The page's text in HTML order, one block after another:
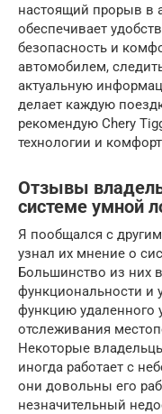
настоящий прорыв в
обеспечивает
безопасность и
автомобилем,
актуальную
делает каждую
рекомендую Chery
технологии и
Отзывы
системе умной
Я пообщался с
узнал их мнение о
Большинство из них
функциональности и
функцию удаленного
отслеживания
Некоторые
иногда работает с
они довольны его
незначительный